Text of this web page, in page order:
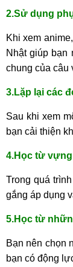
2.Sử dụng
Khi xem
Nhật giúp bạn
chung của câu
3.Lặp lại các
Sau khi xem
bạn cải thiện
4.Học từ
Trong quá
gắng áp dụng
5.Học từ
Bạn nên chọn
bạn có động